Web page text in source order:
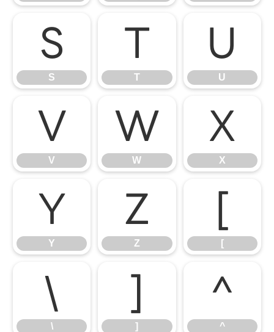
S
S
T
T
U
U
V
V
W
W
X
X
Y
Y
Z
Z
[
[
\
\
]
]
^
^